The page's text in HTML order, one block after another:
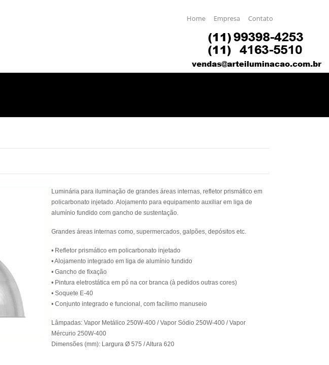
Home Empresa Contato
Luminária para iluminação de grandes áreas internas, refletor prismático em
policarbonato injetado. Alojamento para equipamento auxiliar em liga de
alumínio fundido com gancho de sustentação.
Grandes áreas internas como, supermercados, galpões, depósitos etc.
• Refletor prismático em policarbonato injetado
• Alojamento integrado em liga de alumínio fundido
• Gancho de fixação
• Pintura eletrostática em pó na cor branca (à pedidos outras cores)
• Soquete E-40
• Conjunto integrado e funcional, com facílimo manuseio
Lâmpadas: Vapor Metálico 250W-400 / Vapor Sódio 250W-400 / Vapor
Mércurio 250W-400
Dimensões (mm): Largura Ø 575 / Altura 620